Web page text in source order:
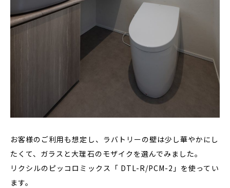
お客様のご利用も想定し、ラバトリーの壁は少し華やかにし
たくて、ガラスと大理石のモザイクを選んでみました。
リクシルのピッコロミックス「 DTL-R/PCM-2」を使ってい
ます。